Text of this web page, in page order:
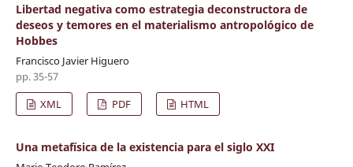
Libertad negativa como estrategia deconstructora de
deseos y temores en el materialismo antropológico de
Hobbes
Francisco Javier Higuero
pp. 35-57
XML
PDF HTML
Una metafísica de la existencia para el siglo XXI